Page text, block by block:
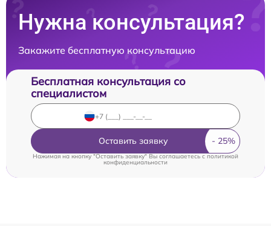
Нужна консультация?
Закажите бесплатную консультацию
Бесплатная консультация со
специалистом
Оставить заявку
Нажимая на кнопку "Оставить заявку" Вы соглашаетесь cполитикой
конфиденциальности